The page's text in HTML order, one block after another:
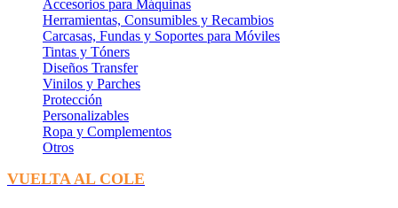
Accesorios para Máquinas
Herramientas, Consumibles y Recambios
Carcasas, Fundas y Soportes para Móviles
Tintas y Tóners
Diseños Transfer
Vinilos y Parches
Protección
Personalizables
Ropa y Complementos
Otros
VUELTA AL COLE